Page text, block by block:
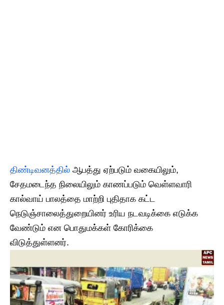
திண்டிவனத்தில் ஆபத்து ஏற்படும் வகையிலும்,
சேதமடைந்த நிலையிலும் காணப்படும் வெள்ளவாரி
கால்வாய் பாலத்தை மாற்றி புதிதாக கட்ட
நெடுஞ்சாலைத்துறையினர் உரிய நடவடிக்கை எடுக்க
வேண்டும் என பொதுமக்கள் கோரிக்கை
விடுத்துள்ளனர்.